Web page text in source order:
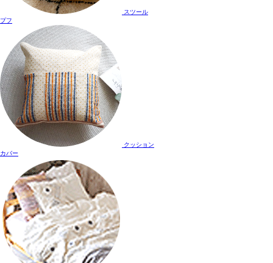
スツール
プフ
クッション
カバー